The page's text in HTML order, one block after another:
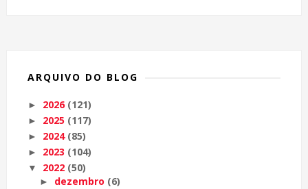
ARQUIVO DO BLOG
► 2026 (121)
► 2025 (117)
► 2024 (85)
► 2023 (104)
▼ 2022 (50)
► dezembro (6)